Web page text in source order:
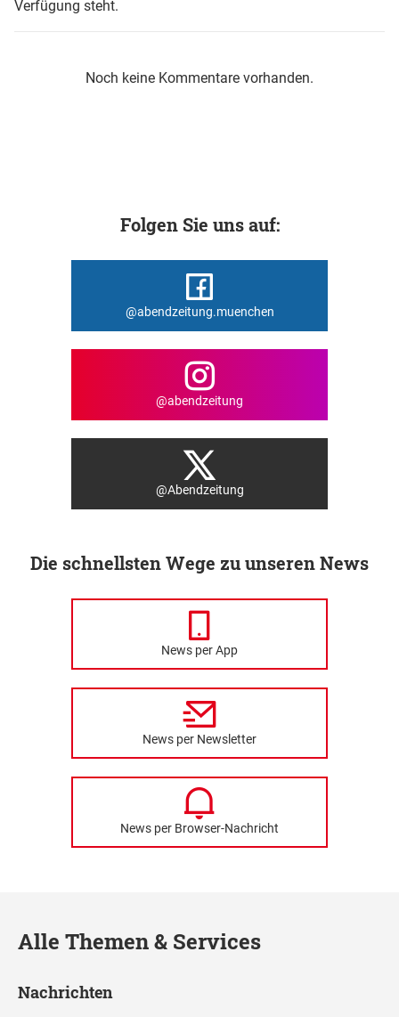
Verfügung steht.
Noch keine Kommentare vorhanden.
Folgen Sie uns auf:
@abendzeitung.muenchen
@abendzeitung
@Abendzeitung
Die schnellsten Wege zu unseren News
News per App
News per Newsletter
News per Browser-Nachricht
Alle Themen & Services
Nachrichten